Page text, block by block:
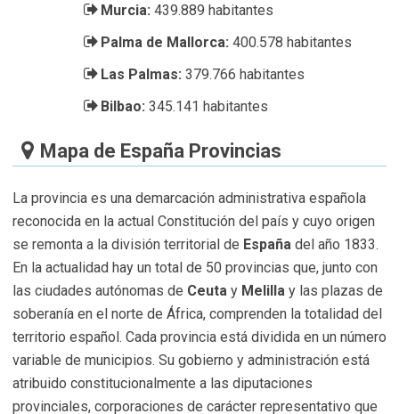
Murcia: 439.889 habitantes
Palma de Mallorca: 400.578 habitantes
Las Palmas: 379.766 habitantes
Bilbao: 345.141 habitantes
Mapa de España Provincias
La provincia es una demarcación administrativa española
reconocida en la actual Constitución del país y cuyo origen
se remonta a la división territorial de España del año 1833.
En la actualidad hay un total de 50 provincias que, junto con
las ciudades autónomas de Ceuta y Melilla y las plazas de
soberanía en el norte de África, comprenden la totalidad del
territorio español. Cada provincia está dividida en un número
variable de municipios. Su gobierno y administración está
atribuido constitucionalmente a las diputaciones
provinciales, corporaciones de carácter representativo que